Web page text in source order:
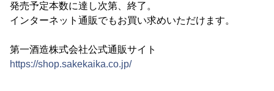
発売予定本数に達し次第、終了。
インターネット通販でもお買い求めいただけます。
第一酒造株式会社公式通販サイト
https://shop.sakekaika.co.jp/